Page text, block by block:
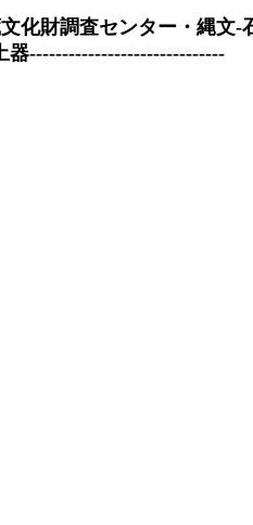
化財調査センター・縄文-
器------------------------------